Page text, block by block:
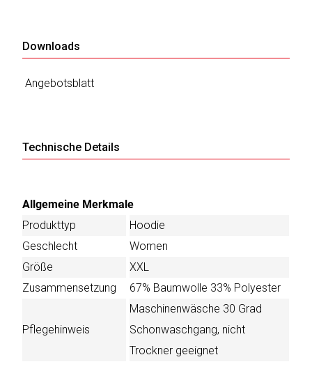
Downloads
Angebotsblatt
Technische Details
Allgemeine Merkmale
Produkttyp
Hoodie
Geschlecht
Women
Größe
XXL
Zusammensetzung
67% Baumwolle 33% Polyester
Pflegehinweis
Maschinenwäsche 30 Grad
Schonwaschgang, nicht
Trockner geeignet